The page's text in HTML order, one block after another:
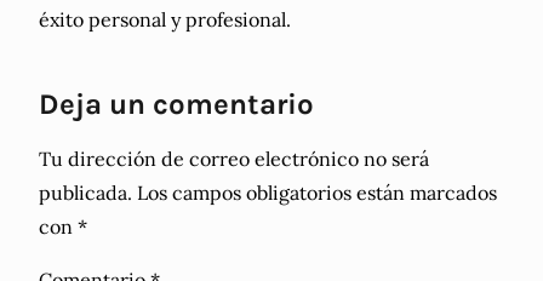
éxito personal y profesional.
Deja un comentario
Tu dirección de correo electrónico no será
publicada. Los campos obligatorios están marcados
con *